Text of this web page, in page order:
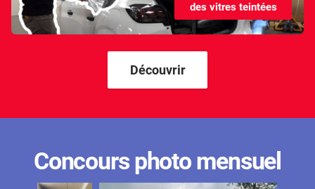
Kandi
Karma
Lada
des vitres teintées
Découvrir
Concours photo mensuel